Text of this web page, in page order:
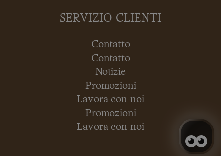
SERVIZIO CLIENTI
Contatto
Contatto
Notizie
Promozioni
Lavora con noi
Promozioni
Lavora con noi